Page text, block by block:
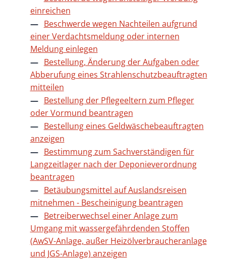
einreichen
Beschwerde wegen Nachteilen aufgrund
einer Verdachtsmeldung oder internen
Meldung einlegen
Bestellung, Änderung der Aufgaben oder
Abberufung eines Strahlenschutzbeauftragten
mitteilen
Bestellung der Pflegeeltern zum Pfleger
oder Vormund beantragen
Bestellung eines Geldwäschebeauftragten
anzeigen
Bestimmung zum Sachverständigen für
Langzeitlager nach der Deponieverordnung
beantragen
Betäubungsmittel auf Auslandsreisen
mitnehmen - Bescheinigung beantragen
Betreiberwechsel einer Anlage zum
Umgang mit wassergefährdenden Stoffen
(AwSV-Anlage, außer Heizölverbraucheranlage
und JGS-Anlage) anzeigen